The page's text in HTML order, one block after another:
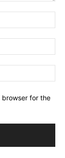
browser for the